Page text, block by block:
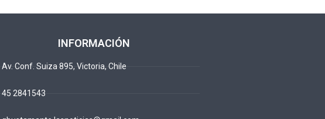
INFORMACIÓN
Av. Conf. Suiza 895, Victoria, Chile
45 2841543